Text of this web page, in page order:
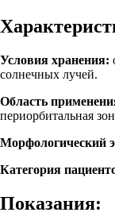
Условия хранения:
солнечных лучей.
Область
периорбитальная
Морфологический
Категория
Показания: